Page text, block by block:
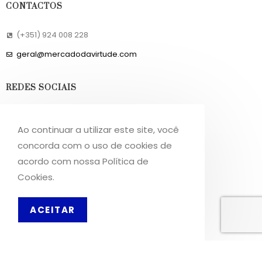
CONTACTOS
(+351) 924 008 228
geral@mercadodavirtude.com
REDES SOCIAIS
Instagram
Sobre Nós
PT
Ao continuar a utilizar este site, você
concorda com o uso de cookies de
acordo com nossa Política de
Cookies.
ACEITAR